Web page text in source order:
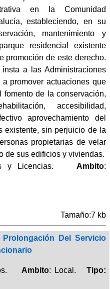
en la Comunidad
estableciendo, en su
mantenimiento y
residencial existente
promoción de este derecho.
a las Administraciones
promover actuaciones que
fomento de la conservación,
accesibilidad,
aprovechamiento del
existente, sin perjuicio de la
propietarias de velar
de sus edificios y viviendas.
y Licencias. Ambito:
Tamaño:7 kb
Prolongación Del Servicio
Ambito: Local.Tipo: